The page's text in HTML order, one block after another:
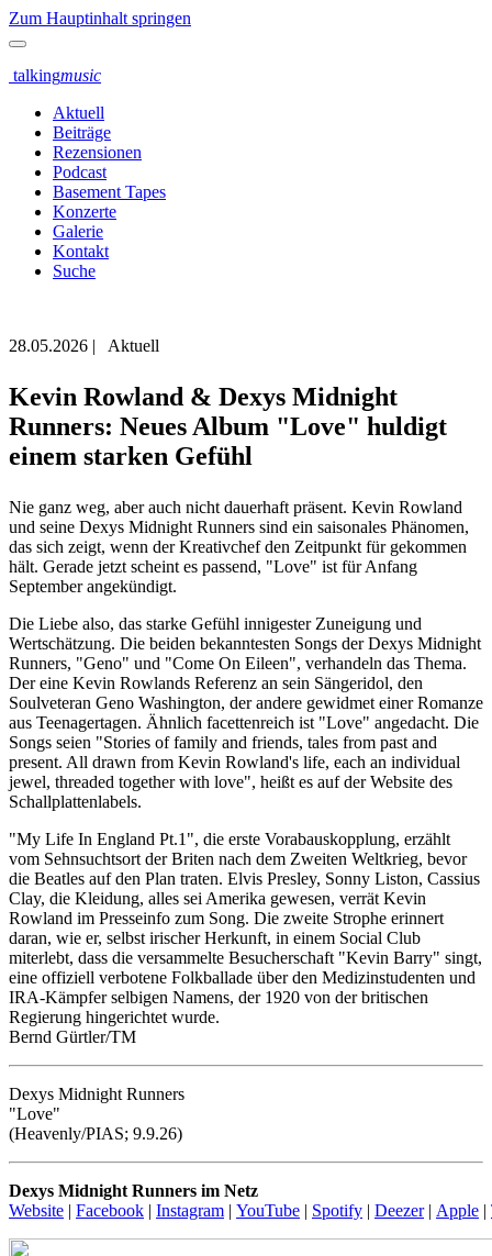
Zum Hauptinhalt springen
talkingmusic
Aktuell
Beiträge
Rezensionen
Podcast
Basement Tapes
Konzerte
Galerie
Kontakt
Suche
28.05.2026 | Aktuell
Kevin Rowland & Dexys Midnight
Runners: Neues Album "Love" huldigt
einem starken Gefühl
Nie ganz weg, aber auch nicht dauerhaft präsent. Kevin Rowland
und seine Dexys Midnight Runners sind ein saisonales Phänomen,
das sich zeigt, wenn der Kreativchef den Zeitpunkt für gekommen
hält. Gerade jetzt scheint es passend, "Love" ist für Anfang
September angekündigt.
Die Liebe also, das starke Gefühl innigester Zuneigung und
Wertschätzung. Die beiden bekanntesten Songs der Dexys Midnight
Runners, "Geno" und "Come On Eileen", verhandeln das Thema.
Der eine Kevin Rowlands Referenz an sein Sängeridol, den
Soulveteran Geno Washington, der andere gewidmet einer Romanze
aus Teenagertagen. Ähnlich facettenreich ist "Love" angedacht. Die
Songs seien "Stories of family and friends, tales from past and
present. All drawn from Kevin Rowland's life, each an individual
jewel, threaded together with love", heißt es auf der Website des
Schallplattenlabels.
"My Life In England Pt.1", die erste Vorabauskopplung, erzählt
vom Sehnsuchtsort der Briten nach dem Zweiten Weltkrieg, bevor
die Beatles auf den Plan traten. Elvis Presley, Sonny Liston, Cassius
Clay, die Kleidung, alles sei Amerika gewesen, verrät Kevin
Rowland im Presseinfo zum Song. Die zweite Strophe erinnert
daran, wie er, selbst irischer Herkunft, in einem Social Club
miterlebt, dass die versammelte Besucherschaft "Kevin Barry" singt,
eine offiziell verbotene Folkballade über den Medizinstudenten und
IRA-Kämpfer selbigen Namens, der 1920 von der britischen
Regierung hingerichtet wurde.
Bernd Gürtler/TM
Dexys Midnight Runners
"Love"
(Heavenly/PIAS; 9.9.26)
Dexys Midnight Runners im Netz
Website | Facebook | Instagram | YouTube | Spotify | Deezer| Apple |